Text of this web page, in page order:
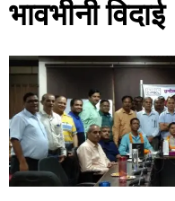
भावभीनी विदाई